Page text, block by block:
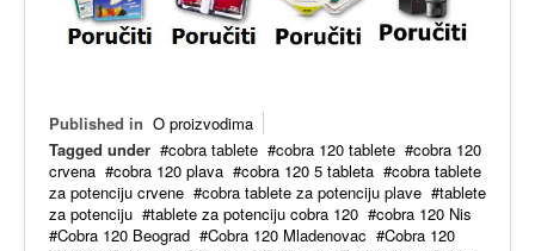
Published in O proizvodima
Tagged under
cobra tablete cobra 120 tablete
cobra 120
crvena
cobra 120 plava cobra 120 5 tableta
cobra tablete
za potenciju crvene
cobra tablete za potenciju plave
tablete
za potenciju
tablete za potenciju cobra 120
cobra 120 Nis
Cobra 120 Beograd
Cobra 120 Mladenovac
Cobra 120